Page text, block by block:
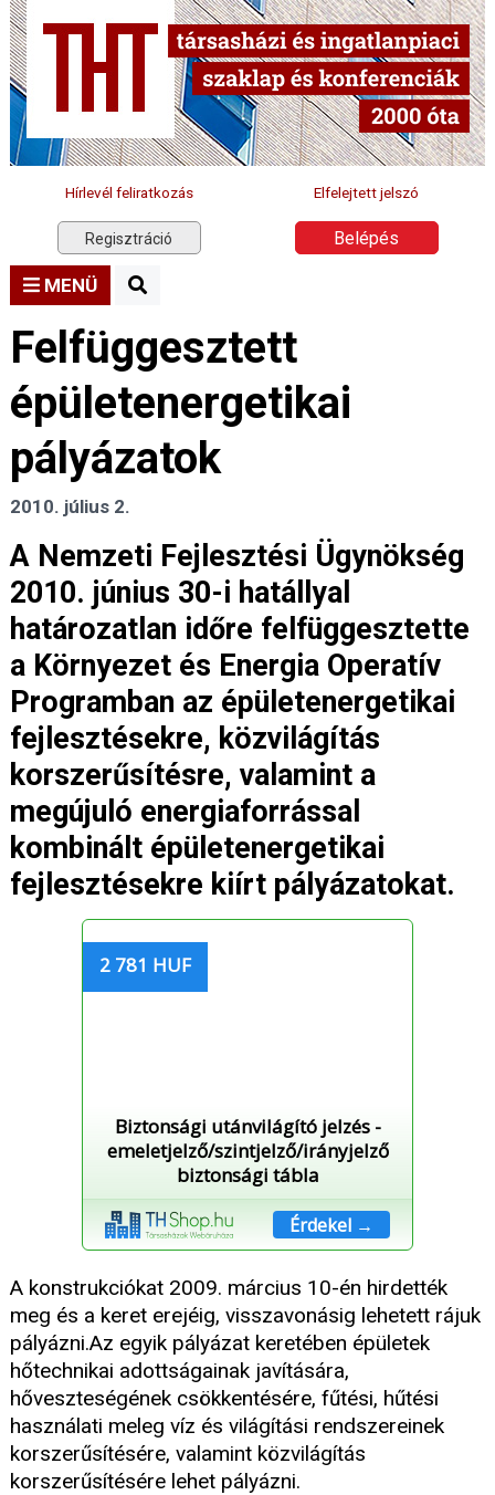
Hírlevél feliratkozás Elfelejtett jelszó
Regisztráció Belépés
MENÜ
Felfüggesztett
épületenergetikai
pályázatok
2010. július 2.
A Nemzeti Fejlesztési Ügynökség
2010. június 30-i hatállyal
határozatlan időre felfüggesztette
a Környezet és Energia Operatív
Programban az épületenergetikai
fejlesztésekre, közvilágítás
korszerűsítésre, valamint a
megújuló energiaforrással
kombinált épületenergetikai
fejlesztésekre kiírt pályázatokat.
2 781 HUF
Biztonsági utánvilágító jelzés -
emeletjelző/szintjelző/irányjelző
biztonsági tábla
Érdekel →
A konstrukciókat 2009. március 10-én hirdették
meg és a keret erejéig, visszavonásig lehetett rájuk
pályázni.Az egyik pályázat keretében épületek
hőtechnikai adottságainak javítására,
hőveszteségének csökkentésére, fűtési, hűtési
használati meleg víz és világítási rendszereinek
korszerűsítésére, valamint közvilágítás
korszerűsítésére lehet pályázni.